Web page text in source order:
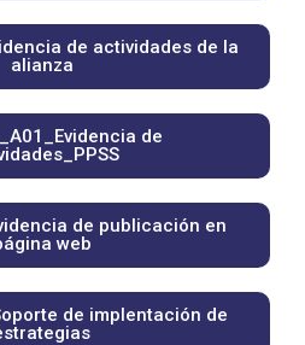
de actividades de la
alianza
de
de publicación en
web
de implentación de